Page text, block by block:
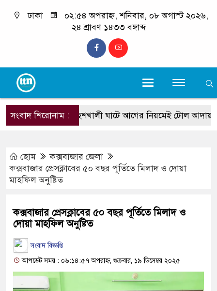
ঢাকা
০২:৫৪ অপরাহ্ন, শনিবার, ০৮ অগাস্ট ২০২৬,
২৪ শ্রাবণ ১৪৩৩ বঙ্গাব্দ
সংবাদ শিরোনাম :মহেশখালী ঘাটে আগের নিয়মেই টোল আদায় হবে:
হোম
কক্সবাজার জেলা
কক্সবাজার প্রেসক্লাবের ৫০ বছর পূর্তিতে মিলাদ ও দোয়া
মাহফিল অনুষ্টিত
কক্সবাজার প্রেসক্লাবের ৫০ বছর পূর্তিতে মিলাদ ও
দোয়া মাহফিল অনুষ্টিত
সংবাদ বিজ্ঞপ্তি
আপডেট সময় : ০৬:১৪:৫৭ অপরাহ্ন, শুক্রবার, ১৯ ডিসেম্বর ২০২৫